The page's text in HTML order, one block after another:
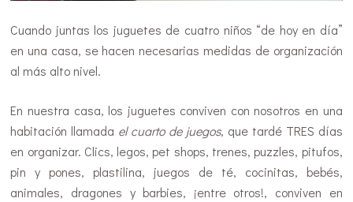
Cuando juntas los juguetes de cuatro niños “de hoy en día”
en una casa, se hacen necesarias medidas de organización
al más alto nivel.
En nuestra casa, los juguetes conviven con nosotros en una
habitación llamada el cuarto de juegos, que tardé TRES días
en organizar. Clics, legos, pet shops, trenes, puzzles, pitufos,
pin y pones, plastilina, juegos de té, cocinitas, bebés,
animales, dragones y barbies, ¡entre otros!, conviven en